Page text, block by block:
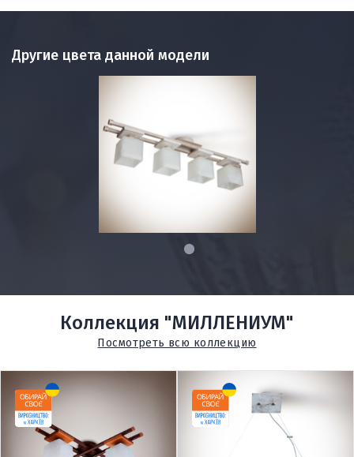
Другие цвета данной модели
1
Коллекция "МИЛЛЕНИУМ"
Посмотреть всю коллекцию